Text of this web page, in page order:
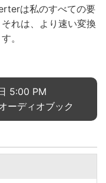
は私のすべての要
れは、より速い変換
。
5:00 PM
ーディオブック